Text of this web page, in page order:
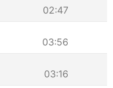
02:47
03:56
03:16